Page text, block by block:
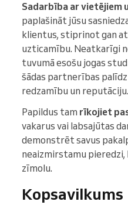
Sadarbība ar vietējiem
paplašināt jūsu
klientus, stiprinot gan
uzticamību. Neatkarīgi
tuvumā esošu jogas
šādas partnerības
redzamību un reputāciju.
Papildus tam rīkojiet
vakarus vai labsajūtas
demonstrēt savus
neaizmirstamu
zīmolu.
Kopsavilkums